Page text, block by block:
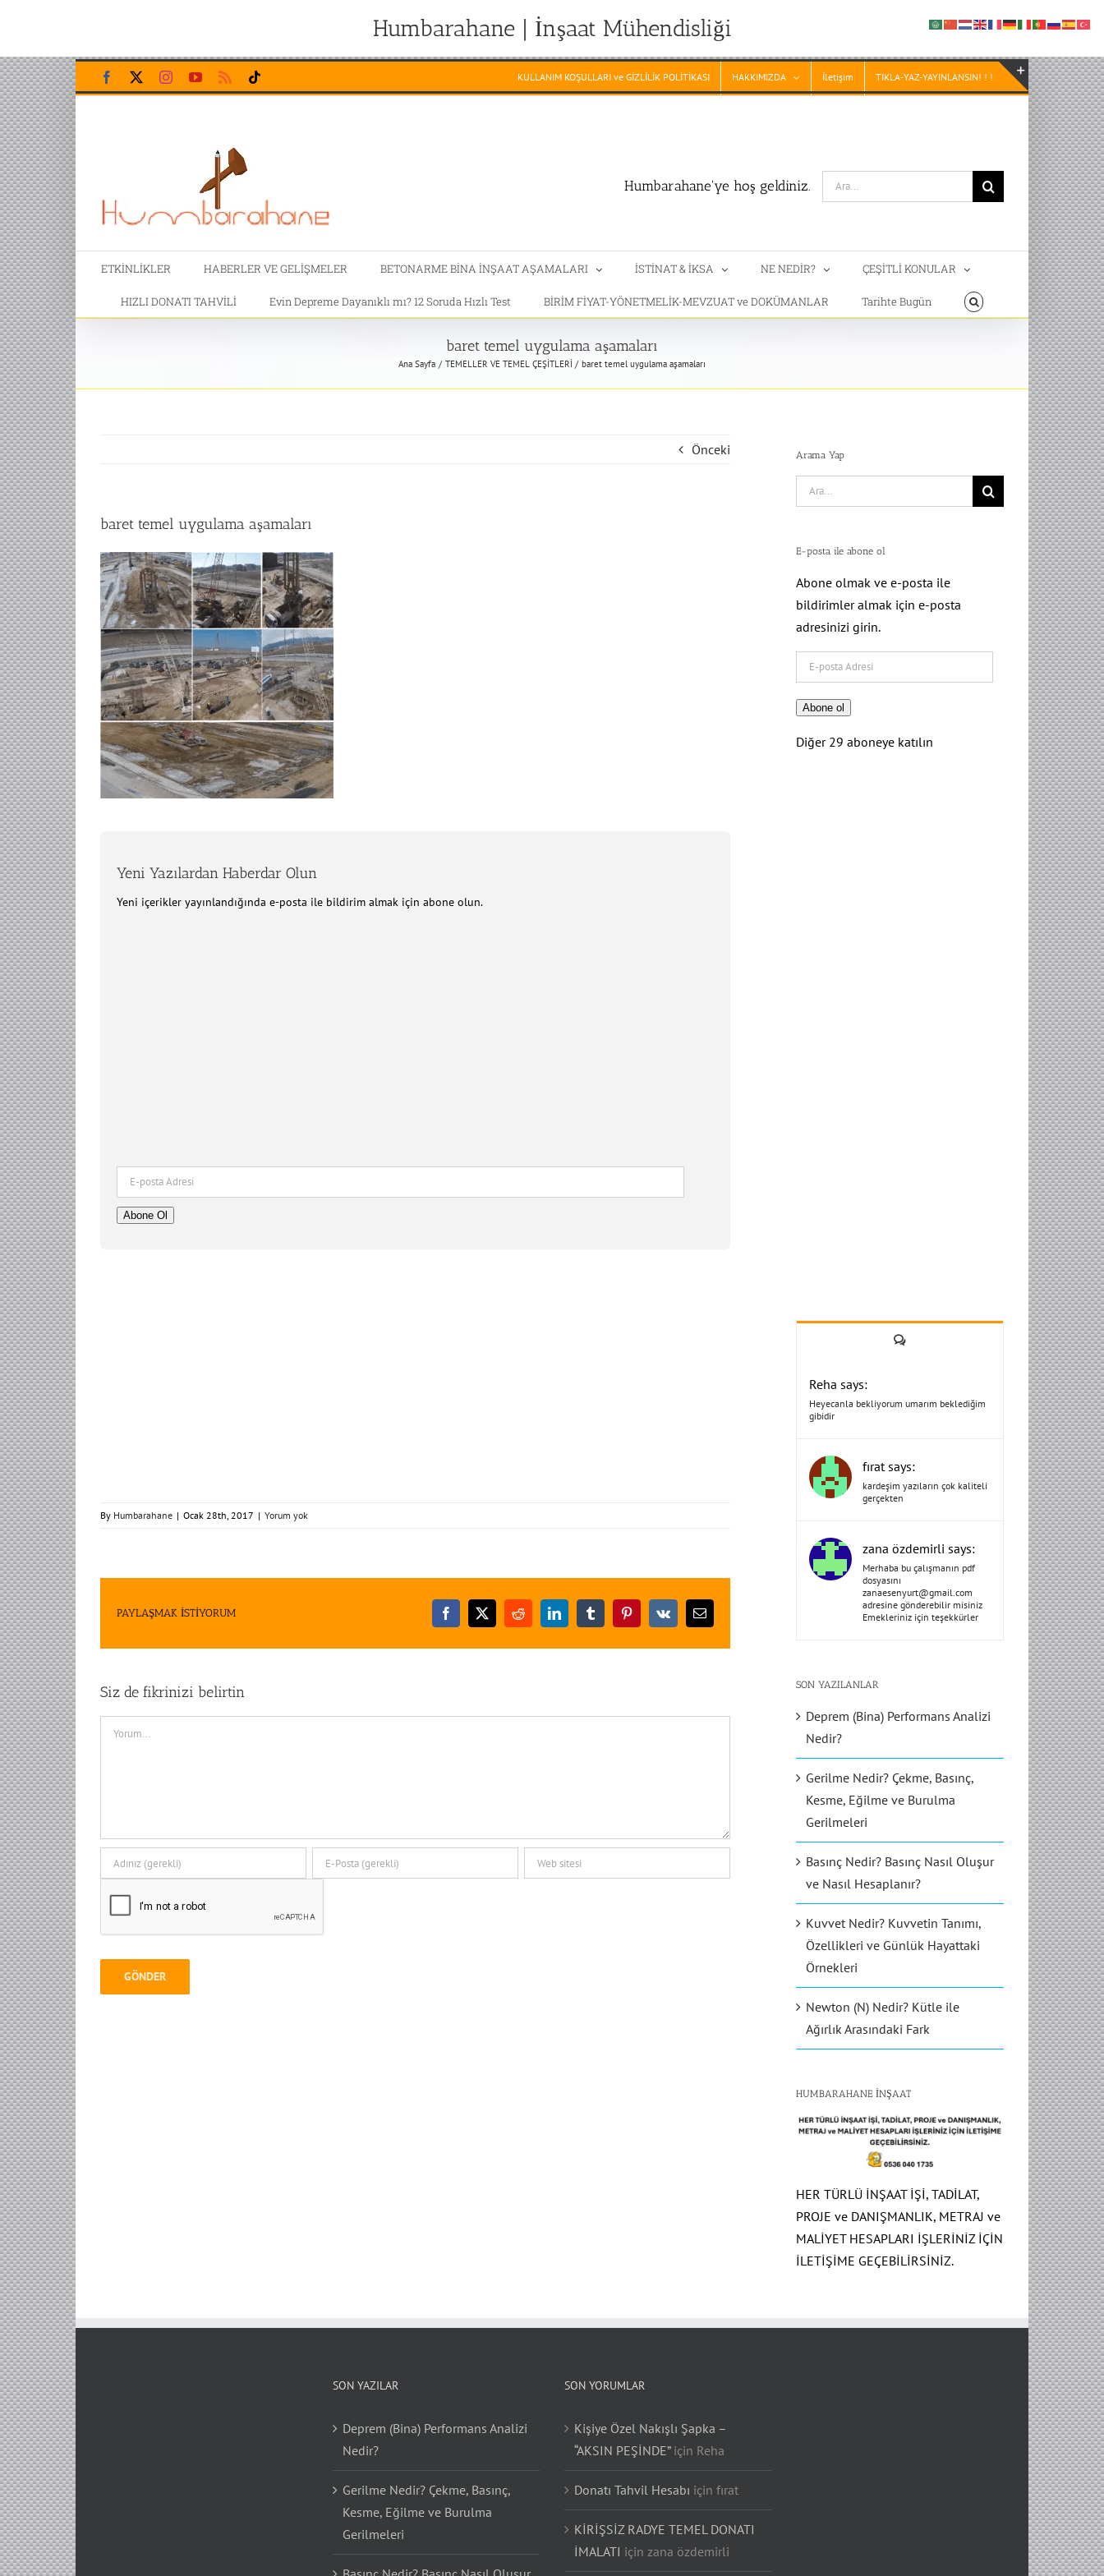
Humbarahane | İnşaat Mühendisliği
Skip
to
content
Facebook InstagramYouTubeRss KULLANIM KOŞULLARI ve GİZLİLİK POLİTİKASI HAKKIMIZDA İletişim TIKLA-YAZ-YAYINLANSIN! ! !
Humbarahane'ye hoş geldiniz.
Search
for:
ETKİNLİKLER HABERLER VE GELİŞMELER BETONARME BİNA İNŞAAT AŞAMALARI İSTİNAT & İKSA NE NEDİR? ÇEŞİTLİ KONULAR
HIZLI DONATI TAHVİLİ Evin Depreme Dayanıklı mı? 12 Soruda Hızlı Test BİRİM FİYAT-YÖNETMELİK-MEVZUAT ve DOKÜMANLAR Tarihte Bugün
baret temel uygulama aşamaları
Ana Sayfa TEMELLER VE TEMEL ÇEŞİTLERİ baret temel uygulama aşamaları
Önceki
baret temel uygulama aşamaları
Yeni Yazılardan Haberdar Olun
Yeni içerikler yayınlandığında e-posta ile bildirim almak için abone olun.
Adresi
Abone Ol
By Humbarahane | Ocak 28th, 2017 | Yorum yok
PAYLAŞMAK İSTİYORUM Facebook
X RedditLinkedInTumblrPinterest
Vk
E-
posta
Siz de fikrinizi belirtin
Comment
Arama Yap
Search
for:
E-posta ile abone ol
Abone olmak ve e-posta ile
bildirimler almak için e-posta
adresinizi girin.
posta
Adresi
Abone ol
Diğer 29 aboneye katılın
Yorum
Reha says:
Heyecanla bekliyorum umarım beklediğim
gibidir
fırat says:
kardeşim yazıların çok kaliteli
gerçekten
zana özdemirli says:
Merhaba bu çalışmanın pdf
dosyasını
zanaesenyurt@gmail.com
adresine gönderebilir misiniz
Emekleriniz için teşekkürler
SON YAZILANLAR
Deprem (Bina) Performans Analizi
Nedir?
Gerilme Nedir? Çekme, Basınç,
Kesme, Eğilme ve Burulma
Gerilmeleri
Basınç Nedir? Basınç Nasıl Oluşur
ve Nasıl Hesaplanır?
Kuvvet Nedir? Kuvvetin Tanımı,
Özellikleri ve Günlük Hayattaki
Örnekleri
Newton (N) Nedir? Kütle ile
Ağırlık Arasındaki Fark
HUMBARAHANE İNŞAAT
HER TÜRLÜ İNŞAAT İŞİ, TADİLAT,
PROJE ve DANIŞMANLIK, METRAJ ve
MALİYET HESAPLARI İŞLERİNİZ İÇİN
İLETİŞİME GEÇEBİLİRSİNİZ.
SON YAZILAR
Deprem (Bina) Performans Analizi
Nedir?
Gerilme Nedir? Çekme, Basınç,
Kesme, Eğilme ve Burulma
Gerilmeleri
SON YORUMLAR
Kişiye Özel Nakışlı Şapka –
“AKSIN PEŞİNDE”için Reha
Donatı Tahvil Hesabı için fırat
KİRİŞSİZ RADYE TEMEL DONATI
İMALATI için zana özdemirli
Toggle
Sliding
Bar
Area